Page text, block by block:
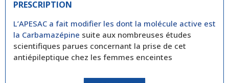
PRESCRIPTION
L’APESAC a fait modifier les dont la molécule active est
la Carbamazépine suite aux nombreuses études
scientifiques parues concernant la prise de cet
antiépileptique chez les femmes enceintes